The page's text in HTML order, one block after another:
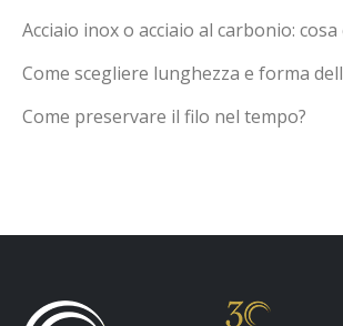
Acciaio inox o acciaio al carbonio: cosa
Come scegliere lunghezza e forma
Come preservare il filo nel tempo?